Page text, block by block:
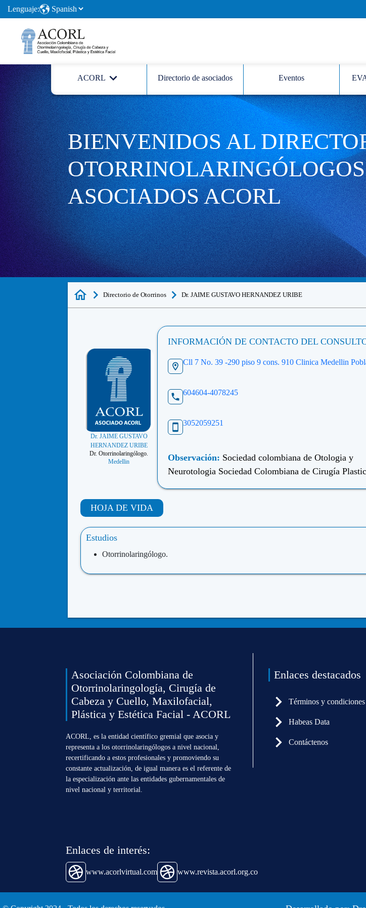
Lenguaje:
ACORL Directorio de asociados Eventos
BIENVENIDOS AL
OTORRINOLARINGÓLOGOS
ASOCIADOS ACORL
Directorio de Otorrinos Dr. JAIME GUSTAVO HERNANDEZ URIBE
Dr. JAIME GUSTAVO
HERNANDEZ URIBE
Dr. Otorrinolaringólogo.
Medellin
INFORMACIÓN DE CONTACTO DEL
Cll 7 No. 39 -290 piso 9 cons. 910 Clinica Medellin
604604-4078245
3052059251
Observación: Sociedad colombiana de Otologia y
Neurotologia Sociedad Colombiana de Cirugía
HOJA DE VIDA
Estudios
Otorrinolaringólogo.
Asociación Colombiana de
Otorrinolaringología, Cirugía de
Cabeza y Cuello, Maxilofacial,
Plástica y Estética Facial - ACORL
ACORL, es la entidad científico gremial que asocia y
representa a los otorrinolaringólogos a nivel nacional,
recertificando a estos profesionales y promoviendo su
constante actualización, de igual manera es el referente de
la especialización ante las entidades gubernamentales de
nivel nacional y territorial.
Enlaces destacados
Términos y condiciones
Habeas Data
Contáctenos
Enlaces de interés:
www.acorlvirtual.com www.revista.acorl.org.co